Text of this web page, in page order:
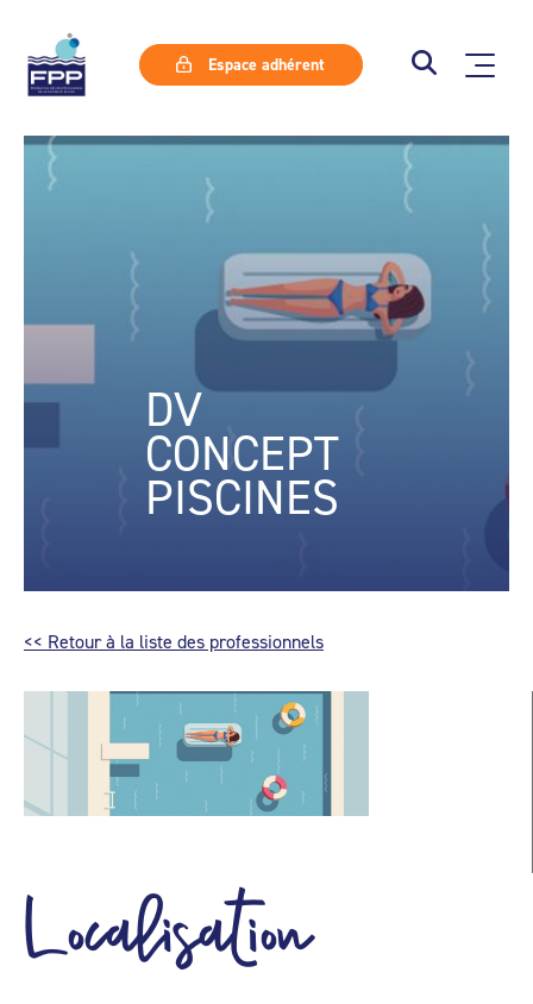
Espace adhérent
DV
CONCEPT
PISCINES
<< Retour à la liste des professionnels
Localisation